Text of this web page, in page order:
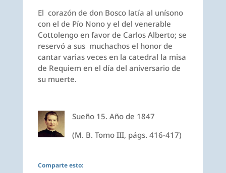
El corazón de don Bosco latía al unísono
con el de Pío Nono y el del venerable
Cottolengo en favor de Carlos Alberto; se
reservó a sus muchachos el honor de
cantar varias veces en la catedral la misa
de Requiem en el día del aniversario de
su muerte.
Sueño 15. Año de 1847
(M. B. Tomo III, págs. 416-417)
Comparte esto: